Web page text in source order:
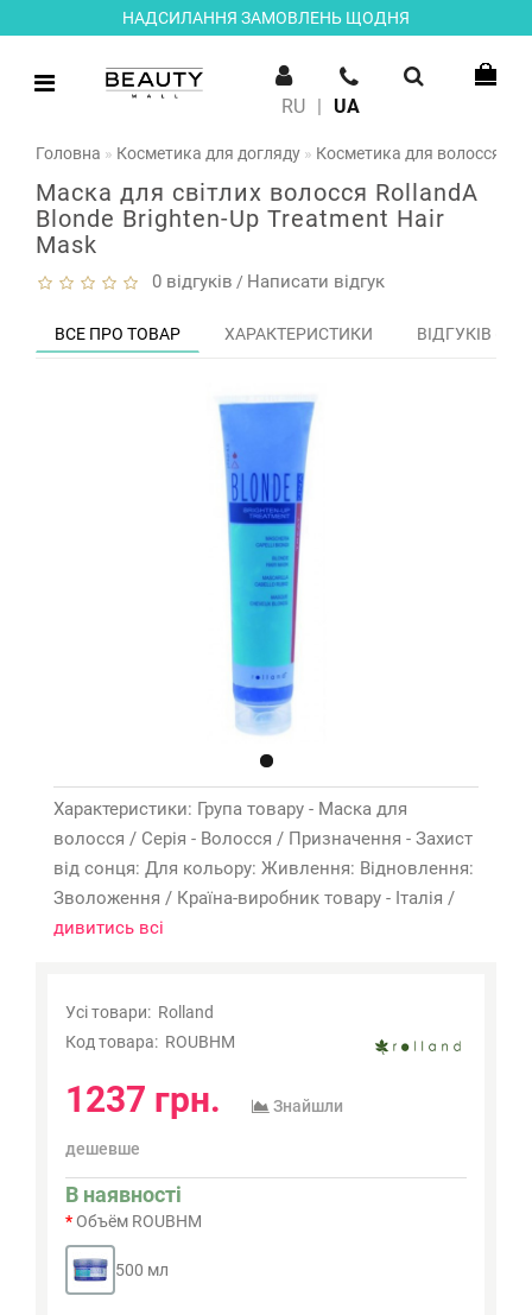
НАДСИЛАННЯ ЗАМОВЛЕНЬ ЩОДНЯ
RU | UA
Головна Косметика для догляду Косметика для волосся
Маска для світлих волосся RollandA
Blonde Brighten-Up Treatment Hair
Mask
0 відгуків / Написати відгук
ВСЕ ПРО ТОВАР ХАРАКТЕРИСТИКИ ВІДГУКІВ (0)
Характеристики: Група товару - Маска для
волосся / Серія - Волосся / Призначення - Захист
від сонця: Для кольору: Живлення: Відновлення:
Зволоження / Країна-виробник товару - Італія /
дивитись всі
Усі товари: Rolland
Код товара: ROUBHM
1237 грн. Знайшли
дешевше
В наявності
Объём ROUBHM
500 мл